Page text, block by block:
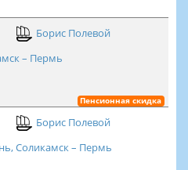
Борис Полевой
– Пермь
Пенсионная скидка
Борис Полевой
Соликамск – Пермь